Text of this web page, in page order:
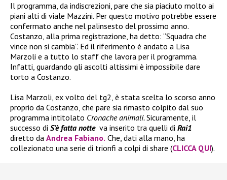
Il programma, da indiscrezioni, pare che sia piaciuto molto ai
piani alti di viale Mazzini. Per questo motivo potrebbe essere
confermato anche nel palinsesto del prossimo anno.
Costanzo, alla prima registrazione, ha detto: “Squadra che
vince non si cambia”. Ed il riferimento è andato a Lisa
Marzoli e a tutto lo staff che lavora per il programma.
Infatti, guardando gli ascolti altissimi è impossibile dare
torto a Costanzo.
Lisa Marzoli, ex volto del tg2, è stata scelta lo scorso anno
proprio da Costanzo, che pare sia rimasto colpito dal suo
programma intitolato Cronache animali.Sicuramente, il
successo di S’è fatta notteva inserito tra quelli di Rai1
diretto da Andrea Fabiano. Che, dati alla mano, ha
collezionato una serie di trionfi a colpi di share (CLICCA QUI).